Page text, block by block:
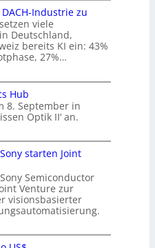
Industrie zu
viele
Deutschland,
bereits KI ein: 43%
27%…
Hub
8. September in
Optik II‘ an.
starten Joint
Semiconductor
Venture zur
visionsbasierter